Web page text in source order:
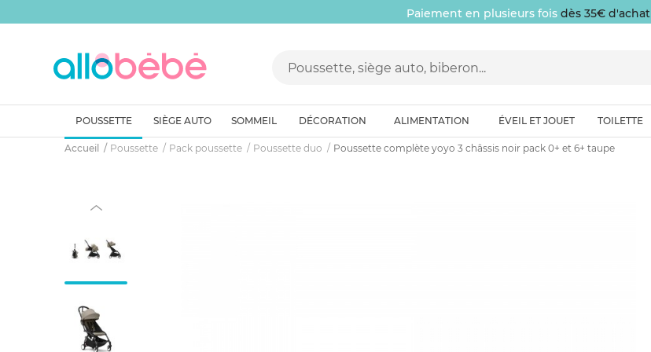
Paiement en plusieurs fois dès 35€ d'achat
POUSSETTE SIÈGE AUTO SOMMEIL DÉCORATION ALIMENTATION ÉVEIL ET JOUET TOILETTE
Accueil Poussette Pack poussette Poussette duo Poussette complète yoyo 3 châssis noir pack 0+ et 6+ taupe